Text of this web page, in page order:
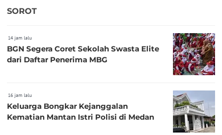
SOROT
14 jam lalu
BGN Segera Coret Sekolah Swasta Elite
dari Daftar Penerima MBG
16 jam lalu
Keluarga Bongkar Kejanggalan
Kematian Mantan Istri Polisi di Medan